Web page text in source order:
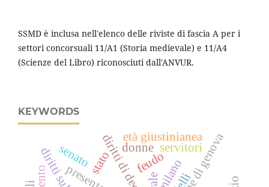
SSMD è inclusa nell'elenco delle riviste di fascia A per i
settori concorsuali 11/A1 (Storia medievale) e 11/A4
(Scienze del Libro) riconosciuti dall'ANVUR.
KEYWORDS
diritti di decimamilano
stato feudo
servitori
donne
senato
età giustinianea